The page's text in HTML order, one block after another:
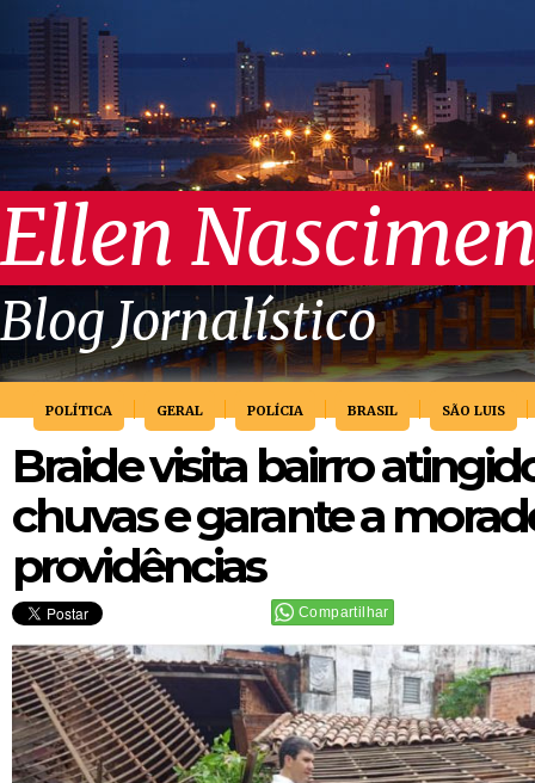
Ellen
Blog Jornalístico
POLÍTICA GERAL POLÍCIA BRASIL SÃO LUIS
Braide visita bairro
chuvas e garante a
providências
Compartilhar